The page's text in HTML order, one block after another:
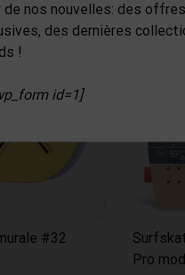
#32
Pro
de nos nouvelles: des offres
des dernières
!
id=1]